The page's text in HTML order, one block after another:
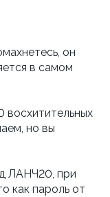
он
в самом
восхитительных
но вы
ЛАНЧ20, при
как пароль от